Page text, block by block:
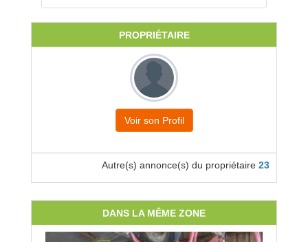
PROPRIÉTAIRE
Voir son Profil
Autre(s) annonce(s) du propriétaire 23
DANS LA MÊME ZONE